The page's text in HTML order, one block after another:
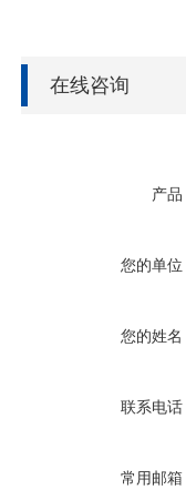
在线咨询
产品
您的单位
您的姓名
联系电话
常用邮箱